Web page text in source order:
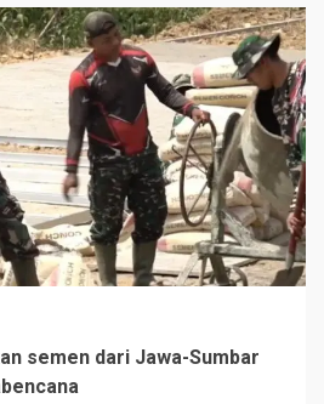
semen dari Jawa-Sumbar